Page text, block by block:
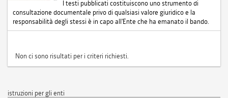
I testi pubblicati costituiscono uno strumento di
consultazione documentale privo di qualsiasi valore giuridico e la
responsabilità degli stessi è in capo all'Ente che ha emanato il bando.
Non ci sono risultati per i criteri richiesti.
istruzioni per gli enti